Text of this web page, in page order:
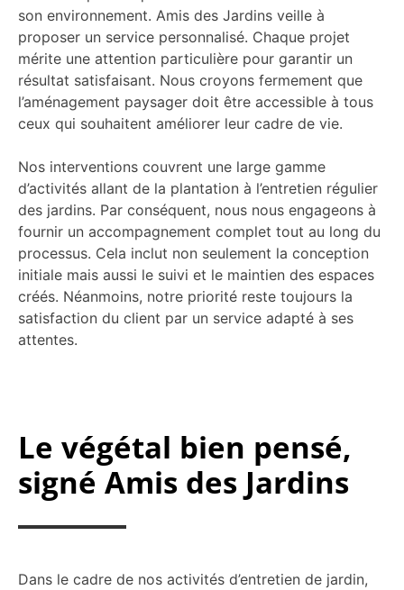
son environnement. Amis des Jardins veille à
proposer un service personnalisé. Chaque projet
mérite une attention particulière pour garantir un
résultat satisfaisant. Nous croyons fermement que
l’aménagement paysager doit être accessible à tous
ceux qui souhaitent améliorer leur cadre de vie.
Nos interventions couvrent une large gamme
d’activités allant de la plantation à l’entretien régulier
des jardins. Par conséquent, nous nous engageons à
fournir un accompagnement complet tout au long du
processus. Cela inclut non seulement la conception
initiale mais aussi le suivi et le maintien des espaces
créés. Néanmoins, notre priorité reste toujours la
satisfaction du client par un service adapté à ses
attentes.
Le végétal bien pensé,
signé Amis des Jardins
Dans le cadre de nos activités d’entretien de jardin,